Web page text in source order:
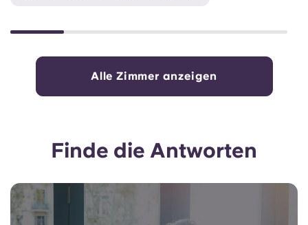
Alle Zimmer anzeigen
Finde die Antworten